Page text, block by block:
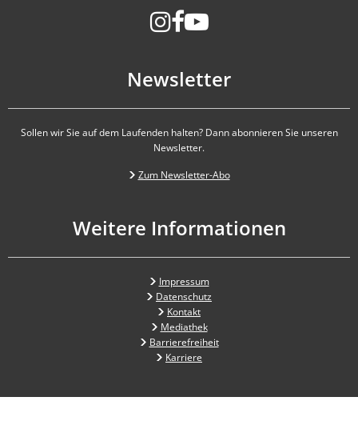
Newsletter
Sollen wir Sie auf dem Laufenden halten? Dann abonnieren Sie unseren
Newsletter.
Zum Newsletter-Abo
Weitere Informationen
Impressum
Datenschutz
Kontakt
Mediathek
Barrierefreiheit
Karriere